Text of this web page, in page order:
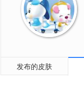
发布的皮肤